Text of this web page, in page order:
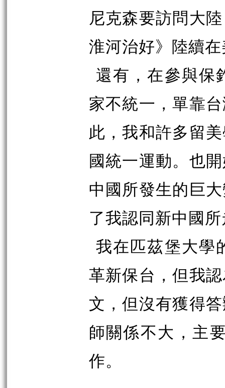
尼克森要訪問大
淮河治好》陸續
還有，在參與保
家不統一，單靠
此，我和許多留
國統一運動。也
中國所發生的巨
了我認同新中國
我在匹茲堡大學
革新保台，但我
文，但沒有獲得
師關係不大，主
作。